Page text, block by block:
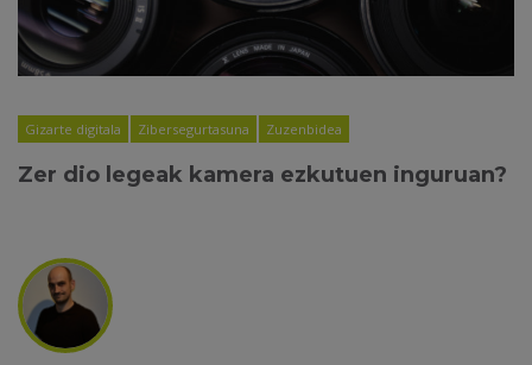
Gizarte digitala Zibersegurtasuna Zuzenbidea
Zer dio legeak kamera ezkutuen inguruan?